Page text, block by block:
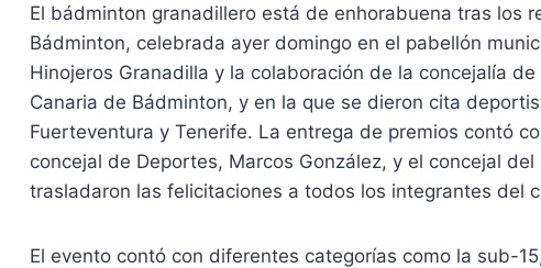
El bádminton granadillero está de enhorabuena tras los
Bádminton, celebrada ayer domingo en el pabellón
Hinojeros Granadilla y la colaboración de la concejalía
Canaria de Bádminton, y en la que se dieron cita
Fuerteventura y Tenerife. La entrega de premios contó
concejal de Deportes, Marcos González, y el concejal
trasladaron las felicitaciones a todos los integrantes del
El evento contó con diferentes categorías como la sub-